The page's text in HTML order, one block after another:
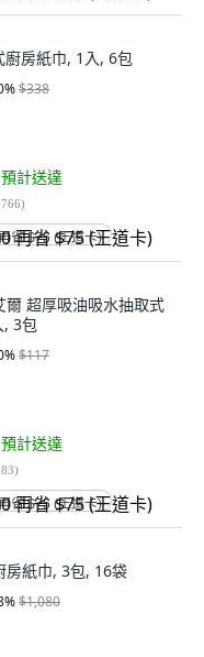
房紙巾, 1入, 6包
%$338
預計送達
)
省 $75 (王道卡)
超厚吸油吸水抽取式
, 3包
%$117
預計送達
)
省 $75 (王道卡)
房紙巾, 3包, 16袋
%$1,080